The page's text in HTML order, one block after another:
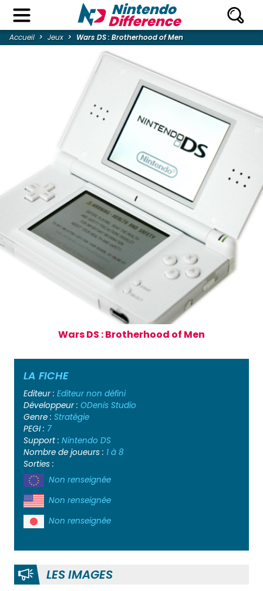
Accueil Jeux Wars DS : Brotherhood of Men
Wars DS : Brotherhood of Men
LA FICHE
Editeur : Editeur non défini
Développeur : ODenis Studio
Genre : Stratégie
PEGI : 7
Support : Nintendo DS
Nombre de joueurs : 1 à 8
Sorties :
Non renseignée
Non renseignée
Non renseignée
LES IMAGES